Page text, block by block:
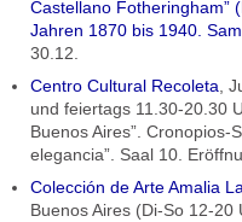
Castellano Fotheringham”
Jahren 1870 bis 1940.
30.12.
Centro Cultural Recoleta ,
und feiertags 11.30-20.30
Buenos Aires”. Cronopios-
elegancia”. Saal 10.
Colección de Arte Amalia
Buenos Aires (Di-So 12-